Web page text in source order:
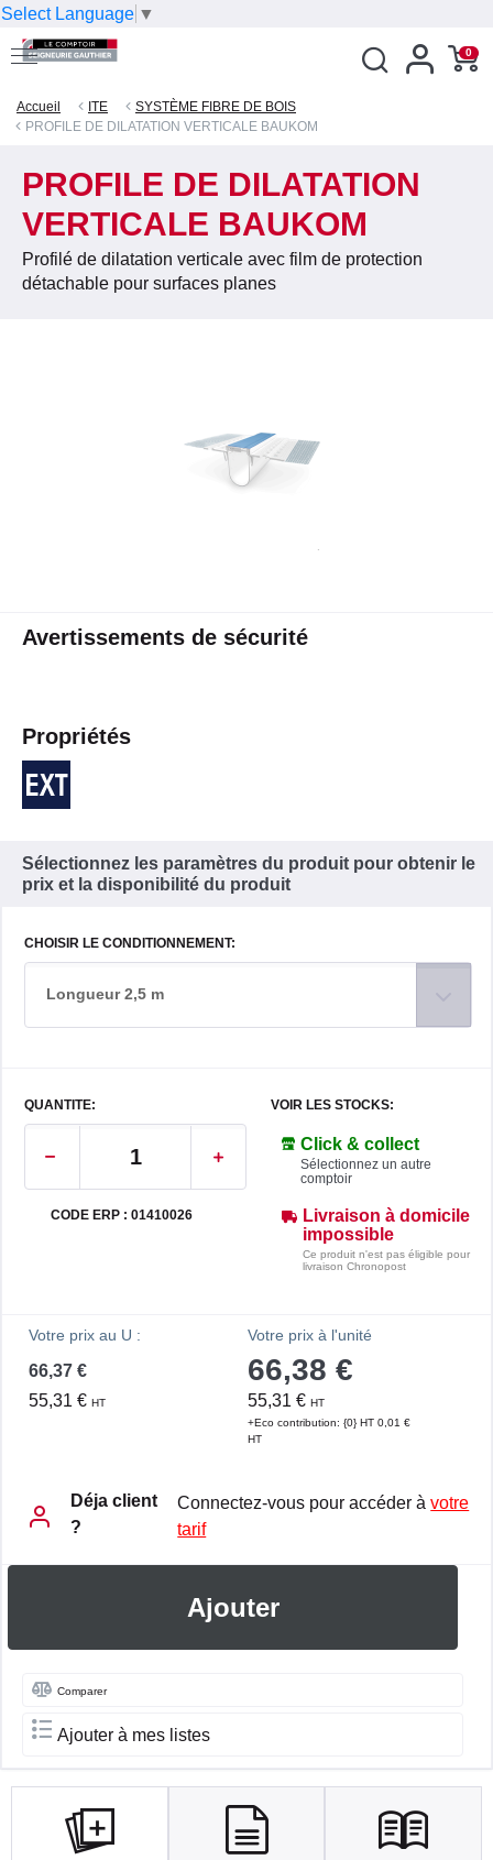
Select Language ▼
0
Accueil ITE
SYSTÈME FIBRE DE BOIS
PROFILE DE DILATATION VERTICALE BAUKOM
PROFILE DE DILATATION
VERTICALE BAUKOM
Profilé de dilatation verticale avec film de protection
détachable pour surfaces planes
Avertissements de sécurité
Propriétés
Sélectionnez les paramètres du produit pour obtenir le
prix et la disponibilité du produit
CHOISIR LE CONDITIONNEMENT:
Longueur 2,5 m
QUANTITE:
CODE ERP : 01410026
VOIR LES STOCKS:
Click & collect
Sélectionnez un autre
comptoir
Livraison à domicile
impossible
Ce produit n'est pas éligible pour
livraison Chronopost
Votre prix au U :
66,37 €
55,31 € HT
Votre prix à l'unité
66,38 €
55,31 € HT
+Eco contribution: {0} HT 0,01 €
HT
Déja client
?
Connectez-vous pour accéder àvotre
tarif
Ajouter
Comparer
Ajouter à mes listes